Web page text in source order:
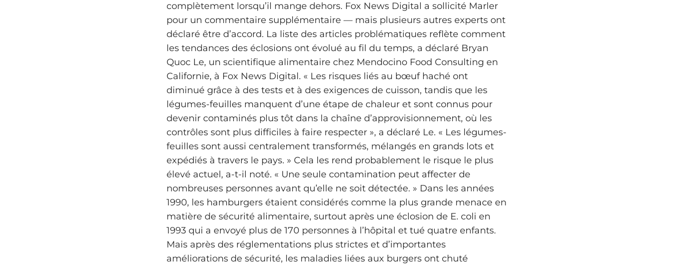
complètement lorsqu’il mange dehors. Fox News Digital a sollicité Marler
pour un commentaire supplémentaire — mais plusieurs autres experts ont
déclaré être d’accord. La liste des articles problématiques reflète comment
les tendances des éclosions ont évolué au fil du temps, a déclaré Bryan
Quoc Le, un scientifique alimentaire chez Mendocino Food Consulting en
Californie, à Fox News Digital. « Les risques liés au bœuf haché ont
diminué grâce à des tests et à des exigences de cuisson, tandis que les
légumes-feuilles manquent d’une étape de chaleur et sont connus pour
devenir contaminés plus tôt dans la chaîne d’approvisionnement, où les
contrôles sont plus difficiles à faire respecter », a déclaré Le. « Les légumes-
feuilles sont aussi centralement transformés, mélangés en grands lots et
expédiés à travers le pays. » Cela les rend probablement le risque le plus
élevé actuel, a-t-il noté. « Une seule contamination peut affecter de
nombreuses personnes avant qu’elle ne soit détectée. » Dans les années
1990, les hamburgers étaient considérés comme la plus grande menace en
matière de sécurité alimentaire, surtout après une éclosion de E. coli en
1993 qui a envoyé plus de 170 personnes à l’hôpital et tué quatre enfants.
Mais après des réglementations plus strictes et d’importantes
améliorations de sécurité, les maladies liées aux burgers ont chuté